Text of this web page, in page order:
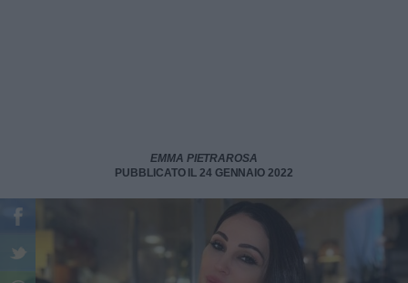
EMMA PIETRAROSA
PUBBLICATO IL 24 GENNAIO 2022